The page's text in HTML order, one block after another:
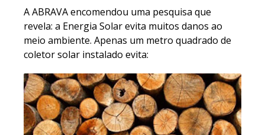
A ABRAVA encomendou uma pesquisa que
revela: a Energia Solar evita muitos danos ao
meio ambiente. Apenas um metro quadrado de
coletor solar instalado evita: